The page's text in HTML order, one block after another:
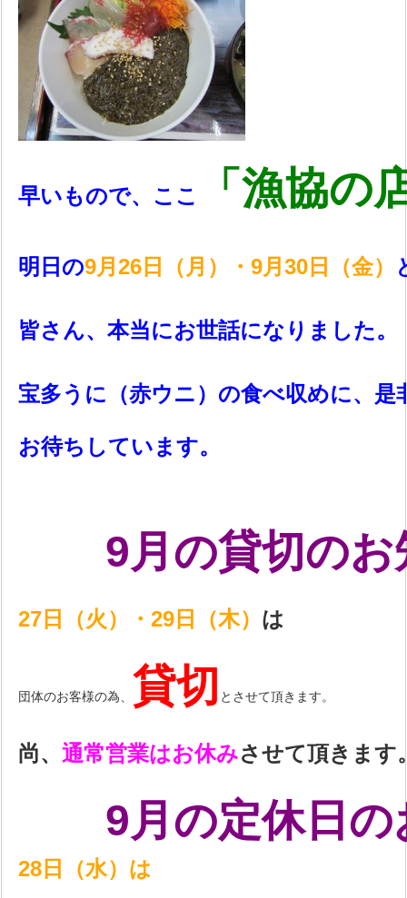
早いもので、ここ 「漁協の
明日の9月26日（月）・9月30日（金）
皆さん、本当にお世話になりました。
宝多うに（赤ウニ）の食べ収めに、是
お待ちしています。
9月の貸切の
27日（火）・29日（木） は
団体のお客様の為、 貸切 とさせて頂きます。
尚、通常営業はお休みさせて頂きます
9月の定休日
28日（水）は